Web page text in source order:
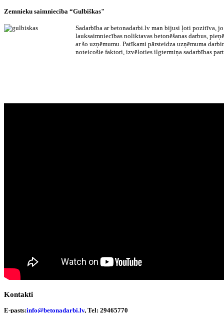
Zemnieku saimniecība “Gulbiškas"
Sadarbība ar betonadarbi.lv man bijusi ļoti pozitīva,
lauksaimniecības noliktavas betonēšanas darbus,
ar šo uzņēmumu. Patīkami pārsteidza uzņēmuma
noteicošie faktori, izvēloties ilgtermiņa sadarbības
Kontakti
E-pasts:info@betonadarbi.lv, Tel: 29465770